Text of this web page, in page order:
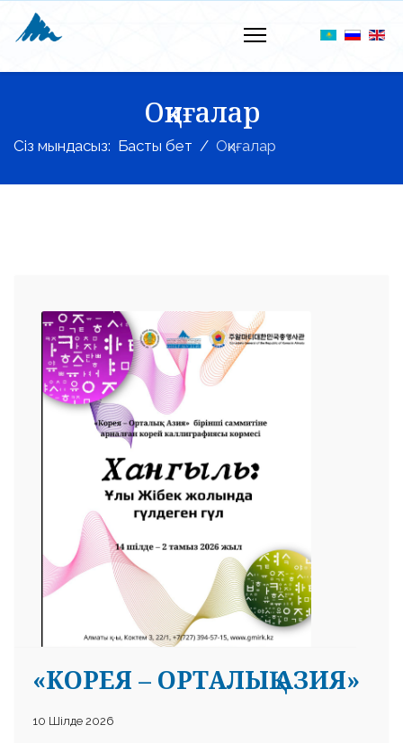
Оқиғалар
Сіз мындасыз: Басты бет Оқиғалар
«КОРЕЯ – ОРТАЛЫҚ АЗИЯ»
10 Шілде 2026